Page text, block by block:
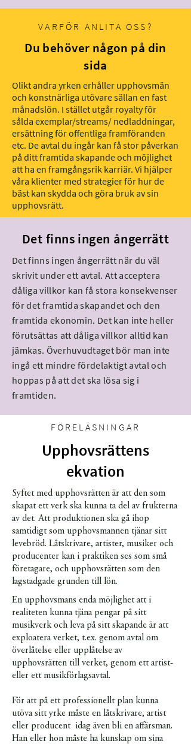
VARFÖR ANLITA OSS?
Du behöver någon på din
sida
Olikt andra yrken erhåller upphovsmän
och konstnärliga utövare sällan en fast
månadslön. I stället utgår royalty för
sålda exemplar/streams/ nedladdningar,
ersättning för offentliga framföranden
etc. De avtal du ingår kan få stor påverkan
på ditt framtida skapande och möjlighet
att ha en framgångsrik karriär. Vi hjälper
våra klienter med strategier för hur de
bäst kan skydda och göra bruk av sin
upphovsrätt.
Det finns ingen ångerrätt
Det finns ingen ångerrätt när du väl
skrivit under ett avtal. Att acceptera
dåliga villkor kan få stora konsekvenser
för det framtida skapandet och den
framtida ekonomin. Det kan inte heller
förutsättas att dåliga villkor alltid kan
jämkas. Överhuvudtaget bör man inte
ingå ett mindre fördelaktigt avtal och
hoppas på att det ska lösa sig i
framtiden.
FÖRELÄSNINGAR
Upphovsrättens
ekvation
Syftet med upphovsrätten är att den som
skapat ett verk ska kunna ta del av frukterna
av det. Att produktionen ska gå ihop
samtidigt som upphovsmannen tjänar sitt
levebröd. Låtskrivare, artister, musiker och
producenter kan i praktiken ses som små
företagare, och upphovsrätten som den
lagstadgade grunden till lön.
En upphovsmans enda möjlighet att i
realiteten kunna tjäna pengar på sitt
musikverk och leva på sitt skapande är att
exploatera verket, t.ex. genom avtal om
överlåtelse eller upplåtelse av
upphovsrätten till verket, genom ett artist-
eller ett musikförlagsavtal.
För att på ett professionellt plan kunna
utöva sitt yrke måste en låtskrivare, artist
eller producent idag även bli en affärsman.
Han eller hon måste ha kunskap om sina